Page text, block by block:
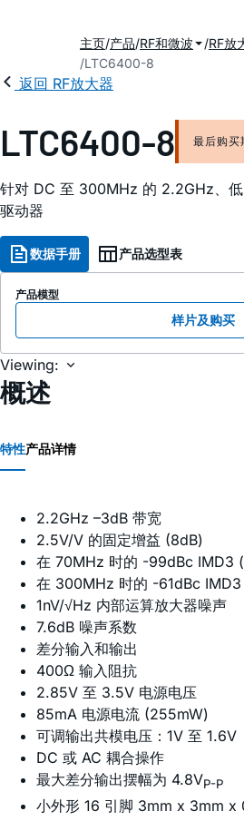
主页 产品 RF和微波
RF放
LTC6400-8
返回 RF放大器
LTC6400-8 最后购买
针对 DC 至 300MHz 的 2.2GHz、
驱动器
数据手册 产品选型表
产品模型
样片及购买
Viewing:
概述
特性产品详情
2.2GHz –3dB 带宽
2.5V/V 的固定增益 (8dB)
在 70MHz 时的 -99dBc IMD3
在 300MHz 时的 -61dBc
1nV/√Hz 内部运算放大器噪声
7.6dB 噪声系数
差分输入和输出
400Ω 输入阻抗
2.85V 至 3.5V 电源电压
85mA 电源电流 (255mW)
可调输出共模电压：1V 至 1.6V
DC 或 AC 耦合操作
最大差分输出摆幅为 4.8VP-P
小外形 16 引脚 3mm x 3mm x